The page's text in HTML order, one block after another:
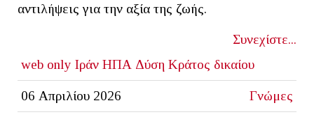
αντιλήψεις για την αξία της ζωής.
Συνεχίστε...
web only Ιράν ΗΠΑ Δύση Κράτος δικαίου
06 Απριλίου 2026 Γνώμες